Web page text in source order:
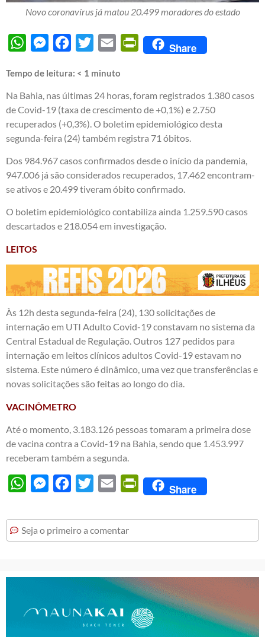
Novo coronavírus já matou 20.499 moradores do estado
WhatsAppMessengerFacebook
Twitter Email PrintFriendly
Share
Tempo de leitura: < 1 minuto
Na Bahia, nas últimas 24 horas, foram registrados 1.380 casos
de Covid-19 (taxa de crescimento de +0,1%) e 2.750
recuperados (+0,3%). O boletim epidemiológico desta
segunda-feira (24) também registra 71 óbitos.
Dos 984.967 casos confirmados desde o início da pandemia,
947.006 já são considerados recuperados, 17.462 encontram-
se ativos e 20.499 tiveram óbito confirmado.
O boletim epidemiológico contabiliza ainda 1.259.590 casos
descartados e 218.054 em investigação.
LEITOS
Às 12h desta segunda-feira (24), 130 solicitações de
internação em UTI Adulto Covid-19 constavam no sistema da
Central Estadual de Regulação. Outros 127 pedidos para
internação em leitos clínicos adultos Covid-19 estavam no
sistema. Este número é dinâmico, uma vez que transferências e
novas solicitações são feitas ao longo do dia.
VACINÔMETRO
Até o momento, 3.183.126 pessoas tomaram a primeira dose
de vacina contra a Covid-19 na Bahia, sendo que 1.453.997
receberam também a segunda.
WhatsAppMessengerFacebook
Twitter Email PrintFriendly
Share
Seja o primeiro a comentar